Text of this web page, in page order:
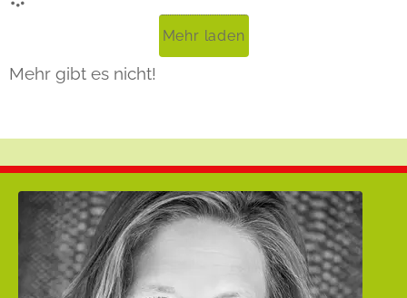
Mehr laden
Mehr gibt es nicht!